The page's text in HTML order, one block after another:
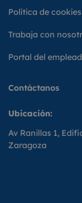
Política de cookies
Trabaja con
Portal del
Contáctanos
Ubicación:
Av Ranillas 1,
Zaragoza